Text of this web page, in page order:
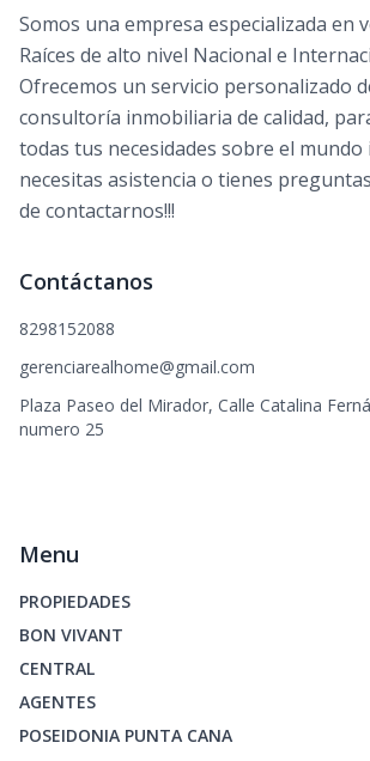
Somos una empresa especializada en
Raíces de alto nivel Nacional e
Ofrecemos un servicio personalizado
consultoría inmobiliaria de calidad,
todas tus necesidades sobre el mundo
necesitas asistencia o tienes
de contactarnos!!!
Contáctanos
8298152088
gerenciarealhome@gmail.com
Plaza Paseo del Mirador, Calle Catalina
numero 25
Menu
PROPIEDADES
BON VIVANT
CENTRAL
AGENTES
POSEIDONIA PUNTA CANA